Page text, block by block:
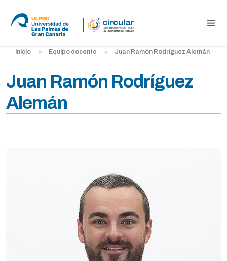
Conoce al equipo docente
Inicio Equipo docente Juan Ramón Rodríguez Alemán
Juan Ramón Rodríguez
Alemán